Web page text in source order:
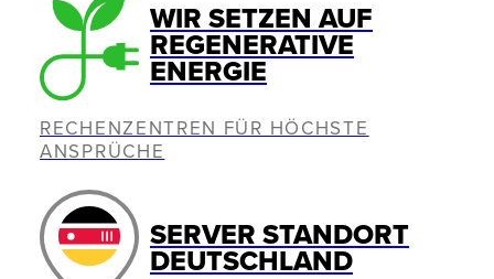
WIR SETZEN AUF
REGENERATIVE
ENERGIE
RECHENZENTREN FÜR HÖCHSTE
ANSPRÜCHE
SERVER STANDORT
DEUTSCHLAND